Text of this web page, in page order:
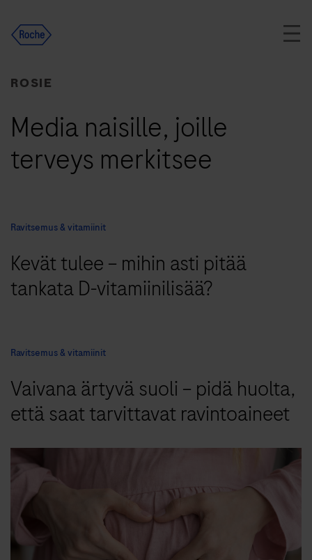
content
ROSIE
Media naisille, joille
terveys merkitsee
Ravitsemus & vitamiinit
Kevät tulee – mihin asti pitää
tankata D-vitamiinilisää?
Ravitsemus & vitamiinit
Vaivana ärtyvä suoli – pidä huolta,
että saat tarvittavat ravintoaineet